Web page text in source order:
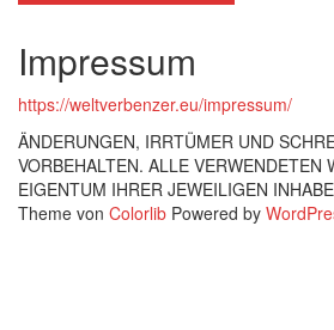
Impressum
https://weltverbenzer.eu/impressum/
ÄNDERUNGEN, IRRTÜMER UND
VORBEHALTEN. ALLE VERWENDETEN
EIGENTUM IHRER JEWEILIGEN
Theme von Colorlib Powered by